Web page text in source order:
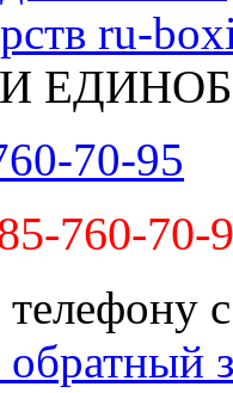
70-95
760-70-
телефону с
обратный